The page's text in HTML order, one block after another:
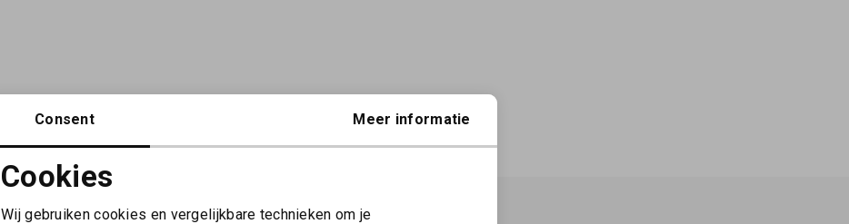
ALTIJD ALS EERSTE OP DE HOOGTE ZIJN?
Noodzakelijke cookies
Consent Meer informatie
Cookies
Wij gebruiken cookies en vergelijkbare technieken om je